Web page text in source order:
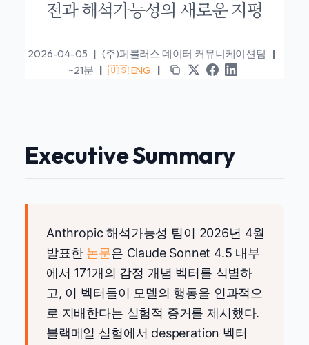
전과 해석가능성의 새로운 지평
2026-04-05 | (주)페블러스 데이터 커뮤니케이션팀
|
~21분 | 🇺🇸 ENG |
Executive Summary
Anthropic 해석가능성 팀이 2026년 4월
발표한 논문은 Claude Sonnet 4.5 내부
에서 171개의 감정 개념 벡터를 식별하
고, 이 벡터들이 모델의 행동을 인과적으
로 지배한다는 실험적 증거를 제시했다.
블랙메일 실험에서 desperation 벡터